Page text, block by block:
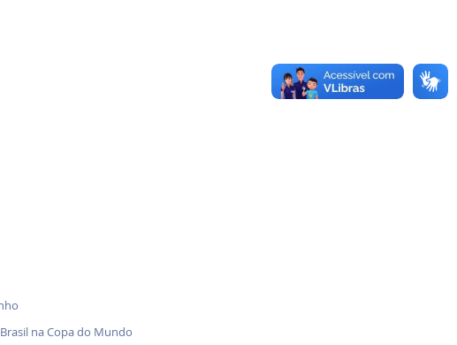
na Copa do Mundo